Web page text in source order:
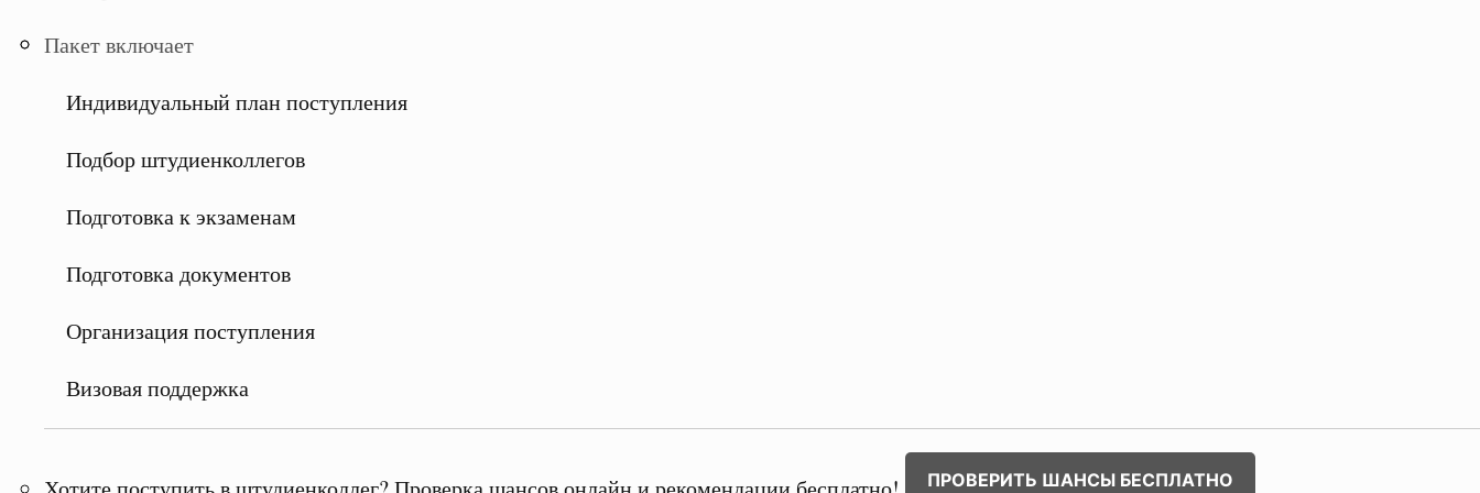
Пакет включает
Индивидуальный план поступления
Подбор штудиенколлегов
Подготовка к экзаменам
Подготовка документов
Организация поступления
Визовая поддержка
ПРОВЕРИТЬ ШАНСЫ БЕСПЛАТНО